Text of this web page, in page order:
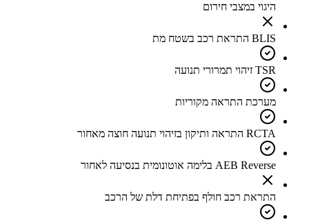
היגוי במצבי חירום
BLIS התראת רכב בשטח מת
TSR זיהוי תמרורי תנועה
מערכת התראה מקוריות
RCTA התראה ותיקון בזיהוי תנועה חוצה מאחור
AEB Reverse בלימה אוטונומית בנסיעה לאחור
התראת רכב חולף בפתיחת דלת של הרכב